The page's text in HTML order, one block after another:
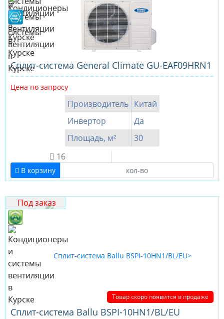
Cплит-система General Climate GU-EAF09HRN1
Цена по запросу
Производитель Китай
Инвертор
Да
Площадь, м²
30
16
В корзину
Под заказ
Товар скоро появится в продаже
Сплит-система Ballu BSPI-10HN1/BL/EU